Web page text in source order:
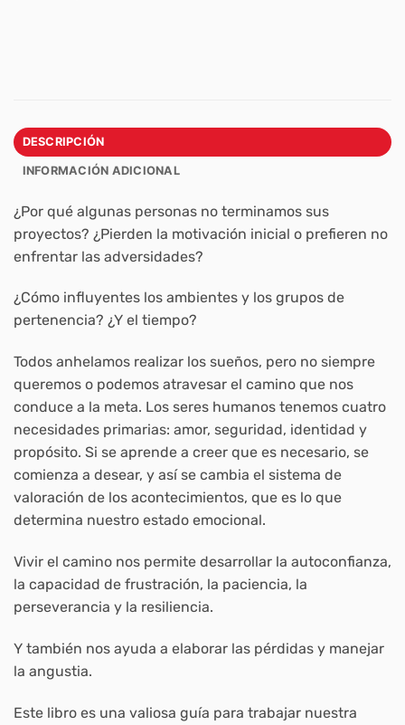
DESCRIPCIÓN
INFORMACIÓN ADICIONAL
¿Por qué algunas personas no terminamos sus
proyectos? ¿Pierden la motivación inicial o prefieren no
enfrentar las adversidades?
¿Cómo influyentes los ambientes y los grupos de
pertenencia? ¿Y el tiempo?
Todos anhelamos realizar los sueños, pero no siempre
queremos o podemos atravesar el camino que nos
conduce a la meta. Los seres humanos tenemos cuatro
necesidades primarias: amor, seguridad, identidad y
propósito. Si se aprende a creer que es necesario, se
comienza a desear, y así se cambia el sistema de
valoración de los acontecimientos, que es lo que
determina nuestro estado emocional.
Vivir el camino nos permite desarrollar la autoconfianza,
la capacidad de frustración, la paciencia, la
perseverancia y la resiliencia.
Y también nos ayuda a elaborar las pérdidas y manejar
la angustia.
Este libro es una valiosa guía para trabajar nuestra